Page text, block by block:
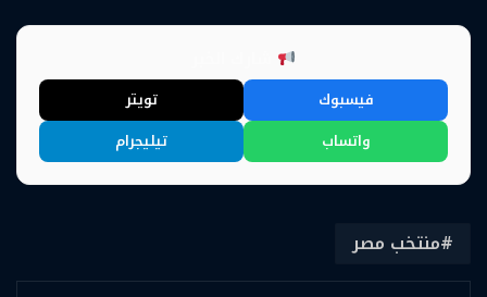
فيسبوك
تويتر
واتساب
تيليجرام
منتخب مصر